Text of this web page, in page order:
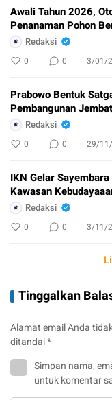
Awali Tahun 2026,
Penanaman Pohon
Redaksi
0 0 3/01/
Prabowo Bentuk
Pembangunan
Redaksi
0 0 29/
IKN Gelar
Kawasan
Redaksi
0 0 3/11/
Tinggalkan
Alamat email Anda
ditandai*
Simpan nama,
untuk komentar